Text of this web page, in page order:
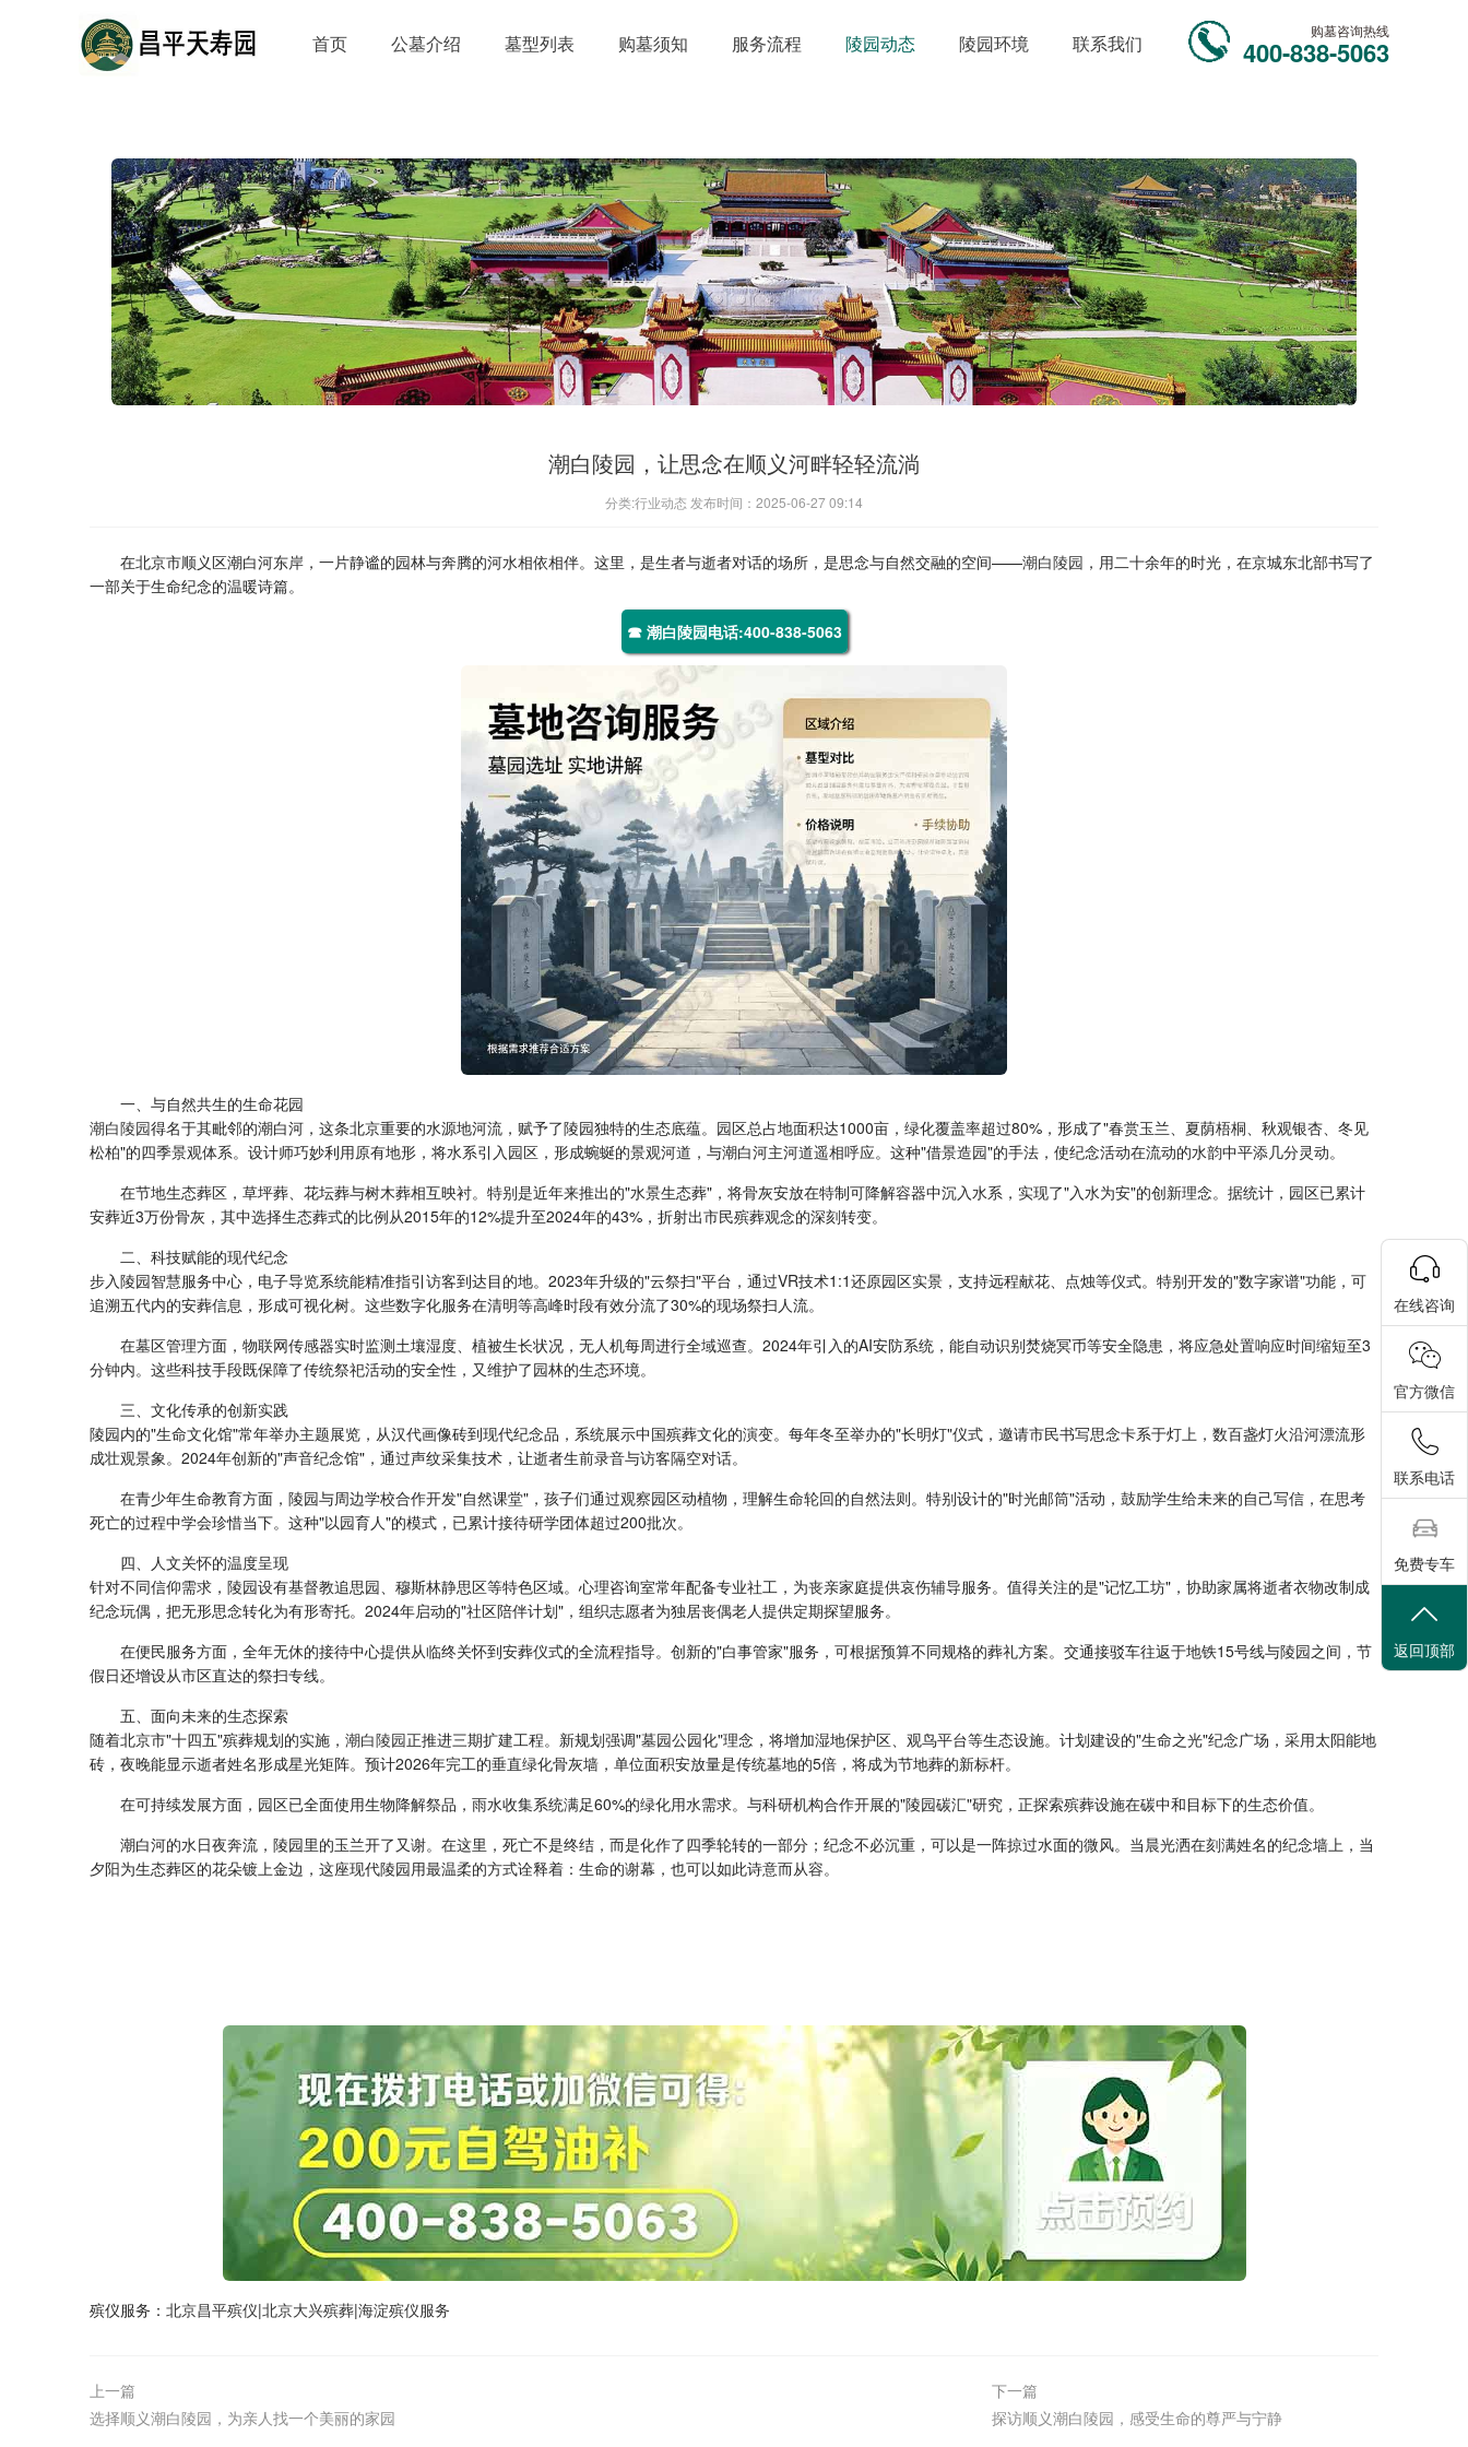
首页 公墓介绍 墓型列表 购墓须知 服务流程 陵园动态 陵园环境 联系我们
购墓咨询热线
400-838-5063
潮白陵园，让思念在顺义河畔轻轻流淌
分类:行业动态 发布时间：2025-06-27 09:14
在北京市顺义区潮白河东岸，一片静谧的园林与奔腾的河水相依相伴。这里，是生者与逝者对话的场所，是思念与自然交融的空间——潮白陵园 ，用二十余年的时光，在京城东北部书写了
一部关于生命纪念的温暖诗篇。
☎ 潮白陵园电话:400-838-5063
一、与自然共生的生命花园
潮白陵园得名于其毗邻的潮白河，这条北京重要的水源地河流，赋予了陵园独特的生态底蕴。园区总占地面积达1000亩，绿化覆盖率超过80%，形成了"春赏玉兰、夏荫梧桐、秋观银杏、冬见
松柏"的四季景观体系。设计师巧妙利用原有地形，将水系引入园区，形成蜿蜒的景观河道，与潮白河主河道遥相呼应。这种"借景造园"的手法，使纪念活动在流动的水韵中平添几分灵动。
在节地生态葬区，草坪葬、花坛葬与树木葬相互映衬。特别是近年来推出的"水景生态葬"，将骨灰安放在特制可降解容器中沉入水系，实现了"入水为安"的创新理念。据统计，园区已累计
安葬近3万份骨灰，其中选择生态葬式的比例从2015年的12%提升至2024年的43%，折射出市民殡葬观念的深刻转变。
二、科技赋能的现代纪念
步入陵园智慧服务中心，电子导览系统能精准指引访客到达目的地。2023年升级的"云祭扫"平台，通过VR技术1:1还原园区实景，支持远程献花、点烛等仪式。特别开发的"数字家谱"功能，可
追溯五代内的安葬信息，形成可视化树。这些数字化服务在清明等高峰时段有效分流了30%的现场祭扫人流。
在墓区管理方面，物联网传感器实时监测土壤湿度、植被生长状况，无人机每周进行全域巡查。2024年引入的AI安防系统，能自动识别焚烧冥币等安全隐患，将应急处置响应时间缩短至3
分钟内。这些科技手段既保障了传统祭祀活动的安全性，又维护了园林的生态环境。
三、文化传承的创新实践
陵园内的"生命文化馆"常年举办主题展览，从汉代画像砖到现代纪念品，系统展示中国殡葬文化的演变。每年冬至举办的"长明灯"仪式，邀请市民书写思念卡系于灯上，数百盏灯火沿河漂流形
成壮观景象。2024年创新的"声音纪念馆"，通过声纹采集技术，让逝者生前录音与访客隔空对话。
在青少年生命教育方面，陵园与周边学校合作开发"自然课堂"，孩子们通过观察园区动植物，理解生命轮回的自然法则。特别设计的"时光邮筒"活动，鼓励学生给未来的自己写信，在思考
死亡的过程中学会珍惜当下。这种"以园育人"的模式，已累计接待研学团体超过200批次。
四、人文关怀的温度呈现
针对不同信仰需求，陵园设有基督教追思园、穆斯林静思区等特色区域。心理咨询室常年配备专业社工，为丧亲家庭提供哀伤辅导服务。值得关注的是"记忆工坊"，协助家属将逝者衣物改制成
纪念玩偶，把无形思念转化为有形寄托。2024年启动的"社区陪伴计划"，组织志愿者为独居丧偶老人提供定期探望服务。
在便民服务方面，全年无休的接待中心提供从临终关怀到安葬仪式的全流程指导。创新的"白事管家"服务，可根据预算不同规格的葬礼方案。交通接驳车往返于地铁15号线与陵园之间，节
假日还增设从市区直达的祭扫专线。
五、面向未来的生态探索
随着北京市"十四五"殡葬规划的实施， 潮白陵园正推进三期扩建工程。新规划强调"墓园公园化"理念，将增加湿地保护区、观鸟平台等生态设施。计划建设的"生命之光"纪念广场，采用太阳能地
砖，夜晚能显示逝者姓名形成星光矩阵。预计2026年完工的垂直绿化骨灰墙，单位面积安放量是传统墓地的5倍，将成为节地葬的新标杆。
在可持续发展方面，园区已全面使用生物降解祭品，雨水收集系统满足60%的绿化用水需求。与科研机构合作开展的"陵园碳汇"研究，正探索殡葬设施在碳中和目标下的生态价值。
潮白河的水日夜奔流，陵园里的玉兰开了又谢。在这里，死亡不是终结，而是化作了四季轮转的一部分；纪念不必沉重，可以是一阵掠过水面的微风。当晨光洒在刻满姓名的纪念墙上，当
夕阳为生态葬区的花朵镀上金边，这座现代陵园用最温柔的方式诠释着：生命的谢幕，也可以如此诗意而从容。
殡仪服务： 北京昌平殡仪|北京大兴殡葬|海淀殡仪服务
上一篇
选择顺义潮白陵园，为亲人找一个美丽的家园
下一篇
探访顺义潮白陵园，感受生命的尊严与宁静
在线咨询
官方微信
联系电话
免费专车
返回顶部